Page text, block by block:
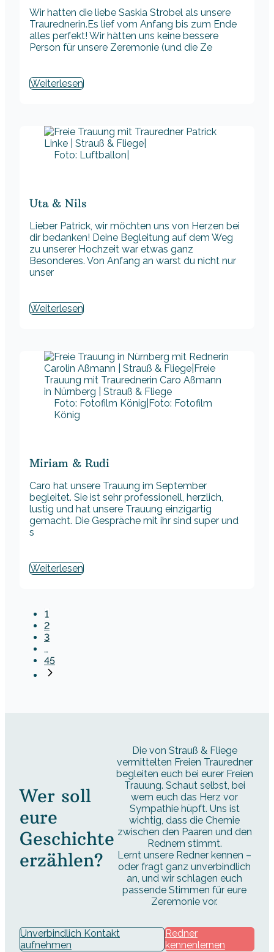
Wir hatten die liebe Saskia Strobel als unsere
Traurednerin.Es lief vom Anfang bis zum Ende
alles perfekt! Wir hätten uns keine bessere
Person für unsere Zeremonie (und die Ze
Weiterlesen
Foto: Luftballon|
Uta & Nils
Lieber Patrick, wir möchten uns von Herzen bei
dir bedanken! Deine Begleitung auf dem Weg
zu unserer Hochzeit war etwas ganz
Besonderes. Von Anfang an warst du nicht nur
unser
Weiterlesen
Foto: Fotofilm König|Foto: Fotofilm
König
Miriam & Rudi
Caro hat unsere Trauung im September
begleitet. Sie ist sehr professionell, herzlich,
lustig und hat unsere Trauung einzigartig
gemacht. Die Gespräche mit ihr sind super und
s
Weiterlesen
1
2
3
…
45
Wer soll
eure
Geschichte
erzählen?
Die von Strauß & Fliege
vermittelten Freien Trauredner
begleiten euch bei eurer Freien
Trauung. Schaut selbst, bei
wem euch das Herz vor
Sympathie hüpft. Uns ist
wichtig, dass die Chemie
zwischen den Paaren und den
Rednern stimmt.
Lernt unsere Redner kennen –
oder fragt ganz unverbindlich
an, und wir schlagen euch
passende Stimmen für eure
Zeremonie vor.
Unverbindlich Kontakt
aufnehmen
Redner
kennenlernen